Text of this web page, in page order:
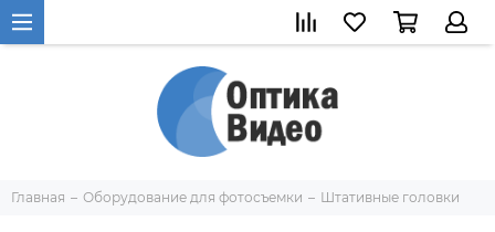
Главная Оборудование для фотосъемки Штативные головки